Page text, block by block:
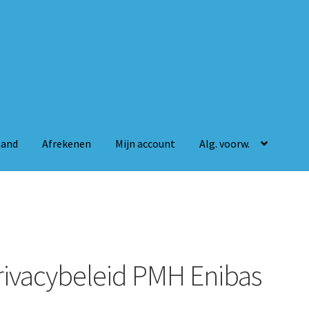
Afrekenen Mijn account Alg. voorw.
PMH Enibas